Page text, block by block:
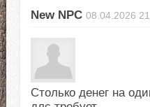
New NPC 08.04.2026
Столько денег на